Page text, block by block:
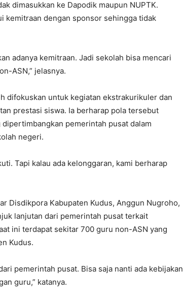
dimasukkan ke Dapodik maupun NUPTK.
kemitraan dengan sponsor sehingga tidak
adanya kemitraan. Jadi sekolah bisa mencari
ASN,” jelasnya.
difokuskan untuk kegiatan ekstrakurikuler dan
prestasi siswa. Ia berharap pola tersebut
pemerintah pusat dalam
negeri.
Tapi kalau ada kelonggaran, kami berharap
Disdikpora Kabupaten Kudus, Anggun Nugroho,
lanjutan dari pemerintah pusat terkait
ini terdapat sekitar 700 guru non-ASN yang
Kudus.
pemerintah pusat. Bisa saja nanti ada kebijakan
guru,” katanya.